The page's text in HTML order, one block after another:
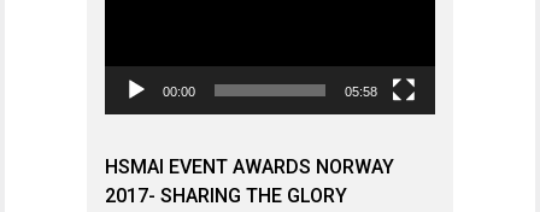
00:00 05:58
HSMAI EVENT AWARDS NORWAY
2017- SHARING THE GLORY